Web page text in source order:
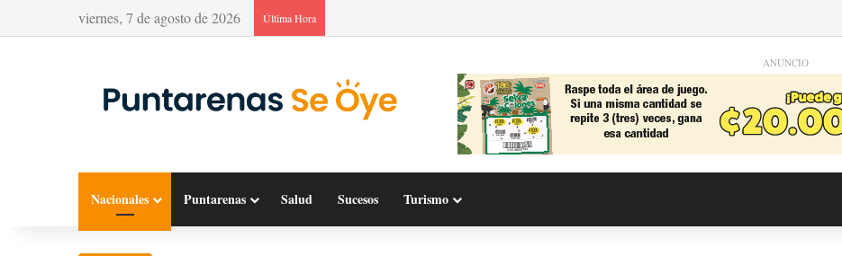
viernes, 7 de agosto de 2026 Última Hora
ANUNCIO
Nacionales Puntarenas Salud Sucesos Turismo